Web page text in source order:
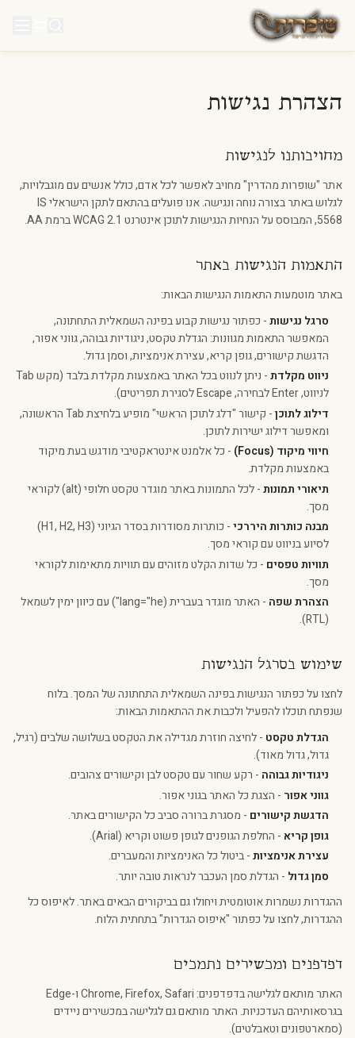
דלג לתוכן
הצהרת נגישות
מחויבותנו לנגישות
אתר "שופרות מהדרין" מחויב לאפשר לכל אדם, כולל אנשים עם מוגבלויות,
לגלוש באתר בצורה נוחה ונגישה. אנו פועלים בהתאם לתקן הישראלי IS
5568, המבוסס על הנחיות הנגישות לתוכן אינטרנט WCAG 2.1 ברמת AA.
התאמות הנגישות באתר
באתר מוטמעות התאמות הנגישות הבאות:
סרגל נגישות- כפתור נגישות קבוע בפינה השמאלית התחתונה,
המאפשר התאמות מגוונות: הגדלת טקסט, ניגודיות גבוהה, גווני אפור,
הדגשת קישורים, גופן קריא, עצירת אנימציות, וסמן גדול.
ניווט מקלדת
- ניתן לנווט בכל האתר באמצעות מקלדת בלבד (מקש Tab
לניווט, Enter לבחירה, Escape לסגירת תפריטים).
דילוג לתוכן
- קישור "דלג לתוכן הראשי" מופיע בלחיצת Tab הראשונה,
ומאפשר דילוג ישירות לתוכן.
חיווי מיקוד (Focus)
- כל אלמנט אינטראקטיבי מודגש בעת מיקוד
באמצעות מקלדת.
תיאורי תמונות
- לכל התמונות באתר מוגדר טקסט חלופי (alt) לקוראי
מסך.
מבנה כותרות היררכי
- כותרות מסודרות בסדר הגיוני (H1, H2, H3)
לסיוע בניווט עם קוראי מסך.
תוויות טפסים - כל שדות הקלט מזוהים עם תוויות מתאימות לקוראי
מסך.
הצהרת שפה
- האתר מוגדר בעברית (lang="he") עם כיוון ימין לשמאל
(RTL).
שימוש בסרגל הנגישות
לחצו על כפתור הנגישות בפינה השמאלית התחתונה של המסך. בלוח
שנפתח תוכלו להפעיל ולכבות את ההתאמות הבאות:
הגדלת טקסט - לחיצה חוזרת מגדילה את הטקסט בשלושה שלבים (רגיל,
גדול, גדול מאוד).
ניגודיות גבוהה - רקע שחור עם טקסט לבן וקישורים צהובים.
גווני אפור - הצגת כל האתר בגוני אפור.
הדגשת קישורים - מסגרת ברורה סביב כל הקישורים באתר.
גופן קריא - החלפת הגופנים לגופן פשוט וקריא (Arial).
עצירת אנימציות- ביטול כל האנימציות והמעברים.
סמן גדול - הגדלת סמן העכבר לנראות טובה יותר.
ההגדרות נשמרות אוטומטית ויחולו גם בביקורים הבאים באתר. לאיפוס כל
ההגדרות, לחצו על כפתור "איפוס הגדרות" בתחתית הלוח.
דפדפנים ומכשירים נתמכים
האתר מותאם לגלישה בדפדפנים: Chrome, Firefox, Safari ו-Edge
בגרסאותיהם העדכניות. האתר מותאם גם לגלישה במכשירים ניידים
(סמארטפונים וטאבלטים).